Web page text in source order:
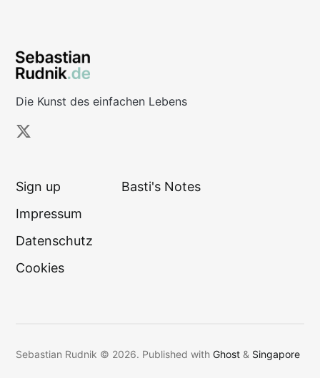
Die Kunst des einfachen Lebens
Sign up
Impressum
Datenschutz
Cookies
Basti's Notes
Sebastian Rudnik © 2026. Published withGhost & Singapore